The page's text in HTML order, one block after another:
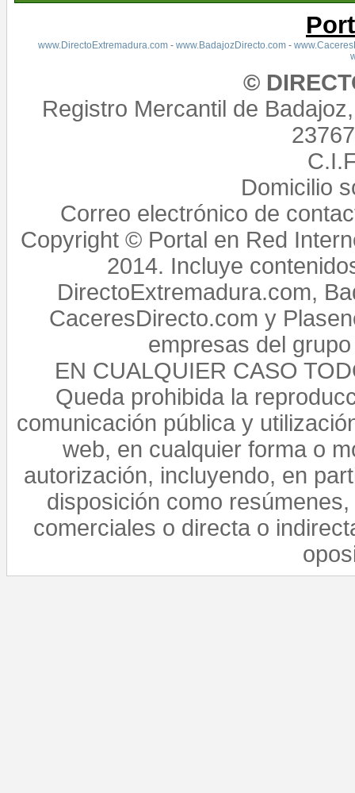
www.DirectoExtremadura.com- www.BadajozDirecto.com-
©
Registro Mercantil de
Domicilio
Correo electrónico de
Copyright © Portal en Red
2014. Incluye
DirectoExtremadura.com,
CaceresDirecto.com y
empresas del
EN CUALQUIER CASO
Queda prohibida la
comunicación pública y
web, en cualquier forma o
autorización, incluyendo, en
disposición como
comerciales o directa o